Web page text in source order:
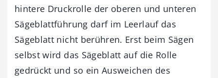
hintere Druckrolle der oberen und unteren
Sägeblattführung darf im Leerlauf das
Sägeblatt nicht berühren. Erst beim Sägen
selbst wird das Sägeblatt auf die Rolle
gedrückt und so ein Ausweichen des